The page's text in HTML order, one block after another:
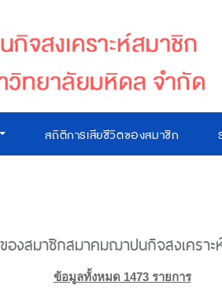
สถิติการเสียชีวิตของสมาชิก
องสมาชิกสมาคมฌาปนกิจสงเคร
ข้อมูลทั้งหมด 1473 รายการ